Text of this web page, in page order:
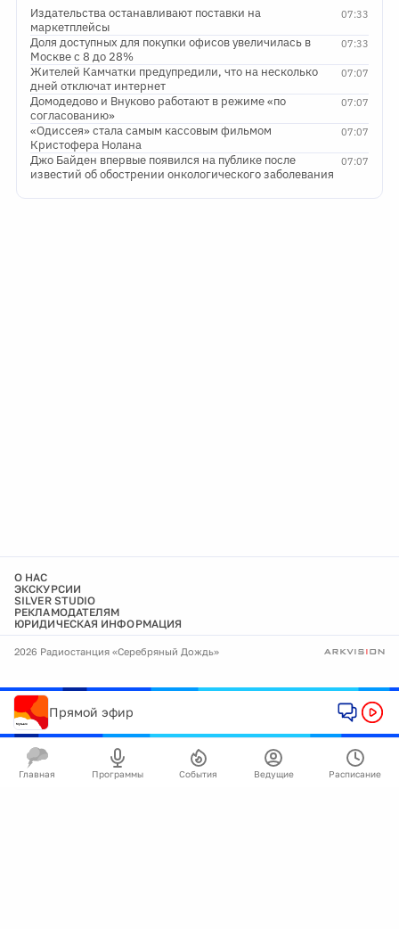
07:33
Издательства останавливают поставки на
маркетплейсы
07:33
Доля доступных для покупки офисов увеличилась в
Москве с 8 до 28%
07:07
Жителей Камчатки предупредили, что на несколько
дней отключат интернет
07:07
Домодедово и Внуково работают в режиме «по
согласованию»
07:07
«Одиссея» стала самым кассовым фильмом
Кристофера Нолана
07:07
Джо Байден впервые появился на публике после
известий об обострении онкологического заболевания
О НАС
ЭКСКУРСИИ
SILVER STUDIO
РЕКЛАМОДАТЕЛЯМ
ЮРИДИЧЕСКАЯ ИНФОРМАЦИЯ
2026 Радиостанция «Серебряный Дождь»
Прямой эфир
Главная Программы События Ведущие Расписание